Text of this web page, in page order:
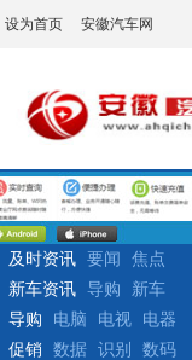
设为首页 安徽汽车网
及时资讯 要闻
焦点
新车资讯
导购 新车
导购
电脑 电视
电器
促销
数据 识别 数码